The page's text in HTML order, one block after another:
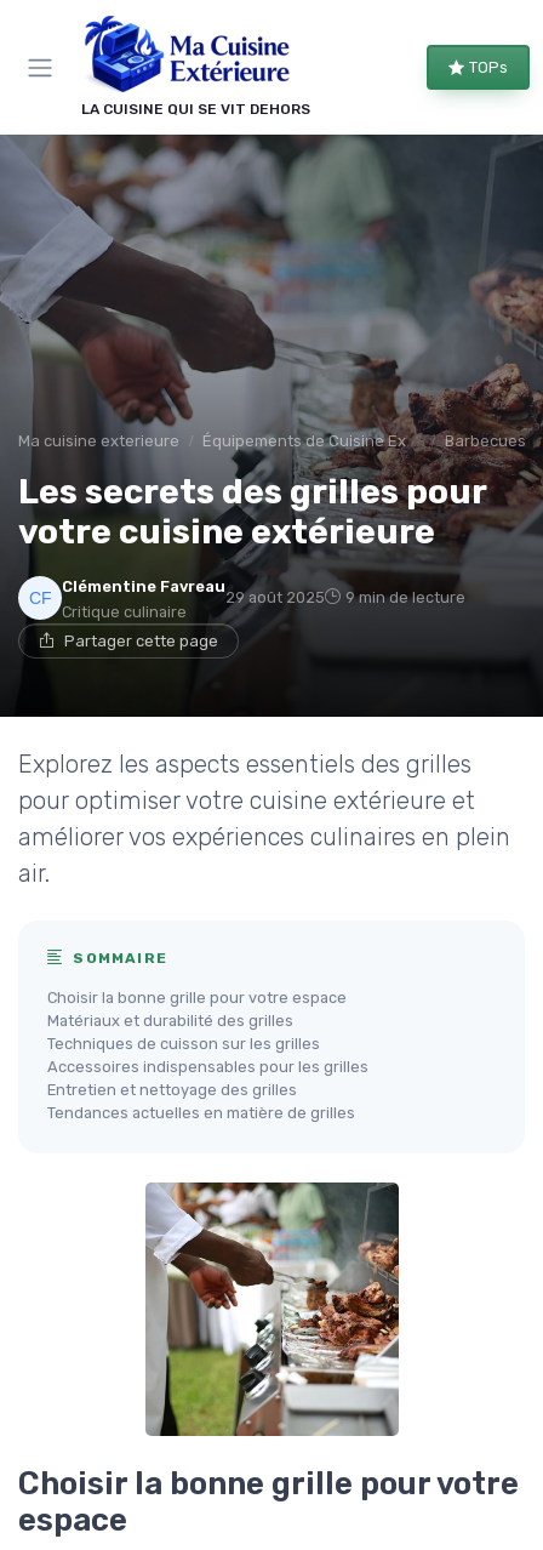
LA CUISINE QUI SE VIT DEHORS
TOPs
Ma cuisine exterieure Équipements de Cuisine Extérieure Barbecues
Les secrets des grilles pour
votre cuisine extérieure
Clémentine Favreau
Critique culinaire
29 août 2025 9 min de lecture
Partager cette page
Explorez les aspects essentiels des grilles
pour optimiser votre cuisine extérieure et
améliorer vos expériences culinaires en plein
air.
SOMMAIRE
Choisir la bonne grille pour votre espace
Matériaux et durabilité des grilles
Techniques de cuisson sur les grilles
Accessoires indispensables pour les grilles
Entretien et nettoyage des grilles
Tendances actuelles en matière de grilles
Choisir la bonne grille pour votre
espace
Panneau de gestion des cookies